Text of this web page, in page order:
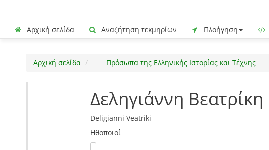
Αρχική σελίδα Αναζήτηση τεκμηρίων Πλοήγηση
Αρχική σελίδα Πρόσωπα της Ελληνικής Ιστορίας και Τέχνης
Δεληγιάννη Βεατρίκη
Deligianni Veatriki
Ηθοποιοί